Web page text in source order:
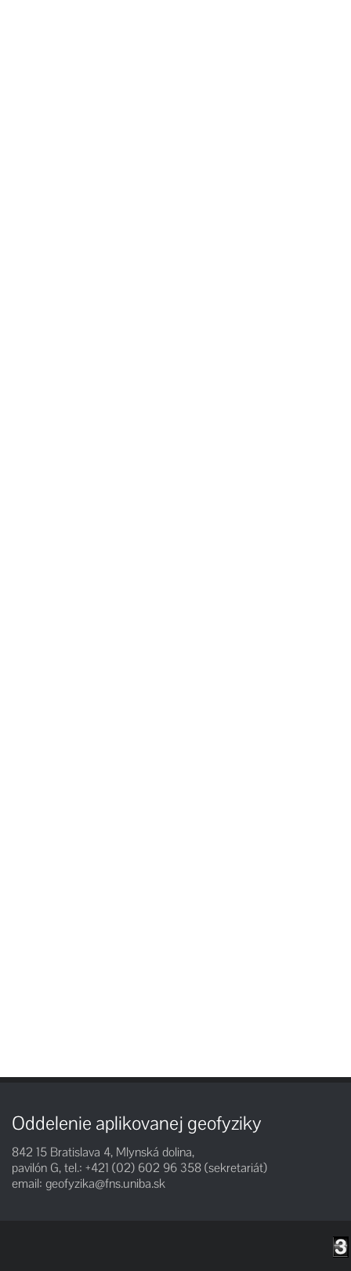
Oddelenie aplikovanej geofyziky
842 15 Bratislava 4, Mlynská dolina,
pavilón G, tel.: +421 (02) 602 96 358 (sekretariát)
email: geofyzika@fns.uniba.sk